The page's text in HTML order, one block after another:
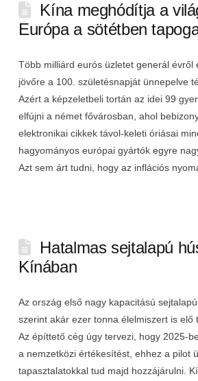
Kína meghódítja a
Európa a sötétben
Több milliárd eurós üzletet generál évről
jövőre a 100. születésnapját ünnepelve
Azért a képzeletbeli tortán az idei 99
elfújni a német fővárosban, ahol
elektronikai cikkek távol-keleti óriásai
hagyományos európai gyártók egyre
Azt sem árt tudni, hogy az inflációs
Hatalmas sejtalapú
Kínában
Az ország első nagy kapacitású
szerint akár ezer tonna élelmiszert is elő
Az építtető cég úgy tervezi, hogy 2025-
a nemzetközi értékesítést, ehhez a pilot
tapasztalatokkal tud majd hozzájárulni.